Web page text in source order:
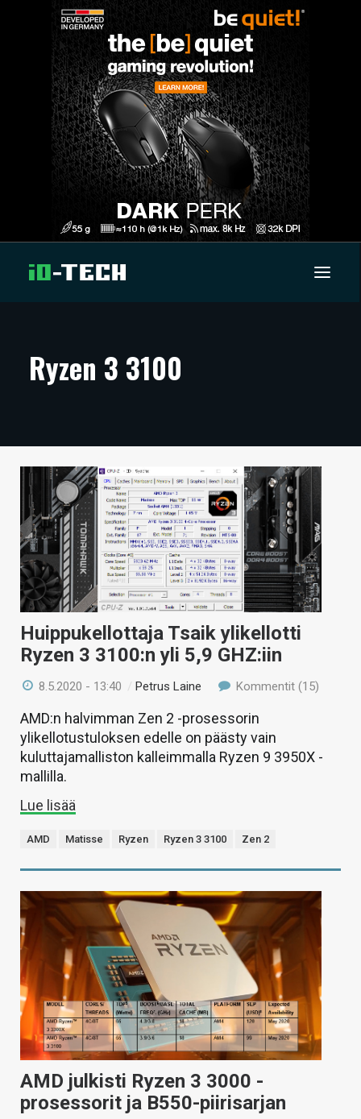
ARTIKKELIT
TECHBBS
TIETOA
HINTA.FI
KAUPPA
VAIHDA TEEMA
HAKU
Ryzen 3 3100
Huippukellottaja Tsaik ylikellotti
Ryzen 3 3100:n yli 5,9 GHZ:iin
8.5.2020 - 13:40 /Petrus Laine Kommentit (15)
AMD:n halvimman Zen 2 -prosessorin
ylikellotustuloksen edelle on päästy vain
kuluttajamalliston kalleimmalla Ryzen 9 3950X -
mallilla.
Lue lisää
AMD Matisse Ryzen Ryzen 3 3100 Zen 2
AMD julkisti Ryzen 3 3000 -
prosessorit ja B550-piirisarjan